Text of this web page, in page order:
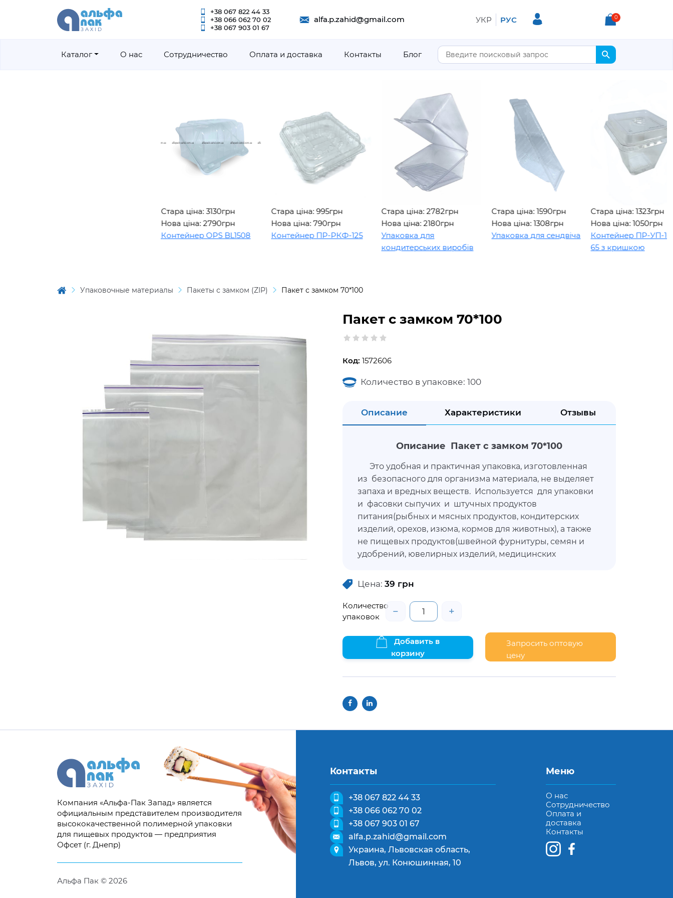
+38 067 822 44 33
+38 066 062 70 02
+38 067 903 01 67
alfa.p.zahid@gmail.com УКР РУС 0
Каталог О нас Сотрудничество Оплата и доставка Контакты Блог
Стара ціна: 3130грн
Нова ціна: 2790грн
Контейнер OPS BL1508
Стара ціна: 995грн
Нова ціна: 790грн
Контейнер ПР-РКФ-125
Стара ціна: 2782грн
Нова ціна: 2180грн
Упаковка для
кондитерських виробів
Стара ціна: 1590грн
Нова ціна: 1308грн
Упаковка для сендвіча
Стара ціна: 1323грн
Нова ціна: 1050грн
Контейнер ПР-УП-109 х
65 з кришкою
Упаковочные материалы Пакеты с замком (ZIP) Пакет с замком 70*100
Пакет с замком 70*100
Код: 1572606
Количество в упаковке: 100
Описание Характеристики Отзывы
Описание Пакет с замком 70*100
Это удобная и практичная упаковка, изготовленная
из безопасного для организма материала, не выделяет
запаха и вредных веществ. Используется для упаковки
и фасовки сыпучих и штучных продуктов
питания(рыбных и мясных продуктов, кондитерских
изделий, орехов, изюма, кормов для животных), а также
не пищевых продуктов(швейной фурнитуры, семян и
удобрений, ювелирных изделий, медицинских
герметичный, открывается только снаружи. Имеет
специальную застежку, благодаря которой закрывается
многократно, предотвращая просыпание содержимого
и сохраняя возможность осмотра продукции при
Цена: 39 грн
Количество
упаковок
− +
Добавить в
корзину
Запросить оптовую
цену
Контакты
+38 067 822 44 33
+38 066 062 70 02
+38 067 903 01 67
alfa.p.zahid@gmail.com
Украина, Львовская область,
Львов, ул. Конюшинная, 10
Меню
О нас
Сотрудничество
Оплата и
доставка
Контакты
Компания «Альфа-Пак Запад» является
официальным представителем производителя
высококачественной полимерной упаковки
для пищевых продуктов — предприятия
Офсет (г. Днепр)
Альфа Пак © 2026